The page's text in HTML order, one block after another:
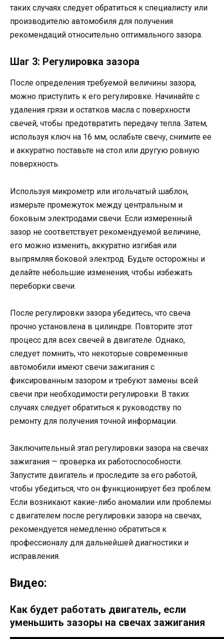
таких случаях следует обратиться к специалисту или
производителю автомобиля для получения
рекомендаций относительно оптимального зазора.
Шаг 3: Регулировка зазора
После определения требуемой величины зазора,
можно приступить к его регулировке. Начинайте с
удаления грязи и остатков масла с поверхности
свечей, чтобы предотвратить передачу тепла. Затем,
используя ключ на 16 мм, ослабьте свечу, снимите ее
и аккуратно поставьте на стол или другую ровную
поверхность.
Используя микрометр или игольчатый шаблон,
измерьте промежуток между центральным и
боковым электродами свечи. Если измеренный
зазор не соответствует рекомендуемой величине,
его можно изменить, аккуратно изгибая или
выпрямляя боковой электрод. Будьте осторожны и
делайте небольшие изменения, чтобы избежать
переборки свечи.
После регулировки зазора убедитесь, что свеча
прочно установлена в цилиндре. Повторите этот
процесс для всех свечей в двигателе. Однако,
следует помнить, что некоторые современные
автомобили имеют свечи зажигания с
фиксированным зазором и требуют замены всей
свечи при необходимости регулировки. В таких
случаях следует обратиться к руководству по
ремонту для получения точной информации.
Заключительный этап регулировки зазора на свечах
зажигания — проверка их работоспособности.
Запустите двигатель и проследите за его работой,
чтобы убедиться, что он функционирует без проблем.
Если возникают какие-либо аномалии или проблемы
с двигателем после регулировки зазора на свечах,
рекомендуется немедленно обратиться к
профессионалу для дальнейшей диагностики и
исправления.
Видео:
Как будет работать двигатель, если
уменьшить зазоры на свечах зажигания